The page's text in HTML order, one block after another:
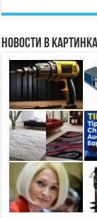
Новости в